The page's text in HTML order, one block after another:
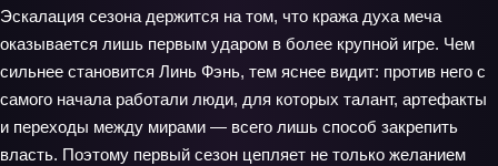
Эскалация сезона держится на том, что кража духа меча
оказывается лишь первым ударом в более крупной игре. Чем
сильнее становится Линь Фэнь, тем яснее видит: против него с
самого начала работали люди, для которых талант, артефакты
и переходы между мирами — всего лишь способ закрепить
власть. Поэтому первый сезон цепляет не только желанием